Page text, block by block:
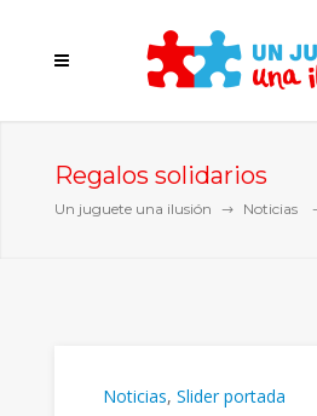
Regalos solidarios
Un juguete una ilusión Noticias
Noticias, Slider portada